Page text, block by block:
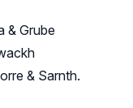
& Grube
& Sarnth.